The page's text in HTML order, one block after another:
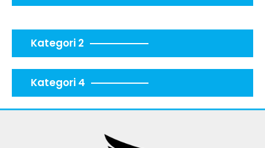
Kategori 2
Kategori 4